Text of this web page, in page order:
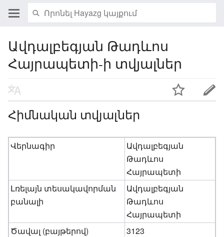
Ավդալբեգյան Թադևոս
Հայրապետի-ի տվյալներ
Հիմնական տվյալներ
Վերնագիր
Ավդալբեգյան
Թադևոս
Հայրապետի
Լռելայն տեսակավորման
բանալի
Ավդալբեգյան
Թադևոս
Հայրապետի
Ծավալ (բայթերով)
3123